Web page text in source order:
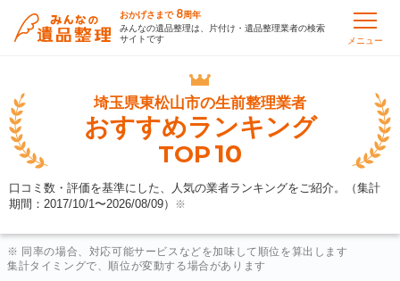
おかげさまで 8周年
みんなの遺品整理は、片付け・遺品整理業者の検索
サイトです
メニュー
埼玉県東松山市の生前整理業者
おすすめランキング
TOP10
口コミ数・評価を基準にした、人気の業者ランキングをご紹介。（集計
期間：2017/10/1〜2026/08/09） ※
※ 同率の場合、対応可能サービスなどを加味して順位を算出します
集計タイミングで、順位が変動する場合があります